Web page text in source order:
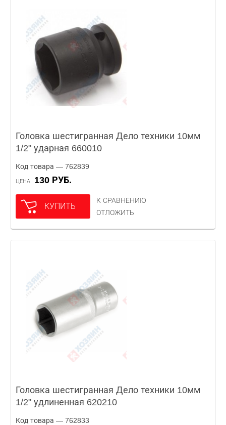
Головка шестигранная Дело техники 10мм
1/2" ударная 660010
Код товара — 762839
ЦЕНА 130 РУБ.
КУПИТЬ
К СРАВНЕНИЮ
ОТЛОЖИТЬ
Головка шестигранная Дело техники 10мм
1/2" удлиненная 620210
Код товара — 762833